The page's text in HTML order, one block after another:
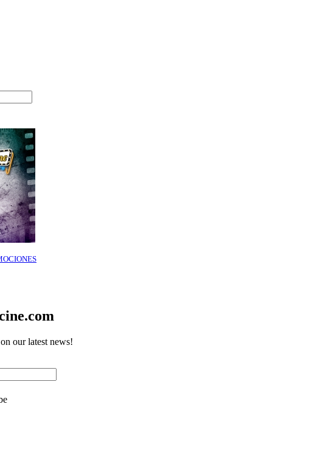
our latest news!